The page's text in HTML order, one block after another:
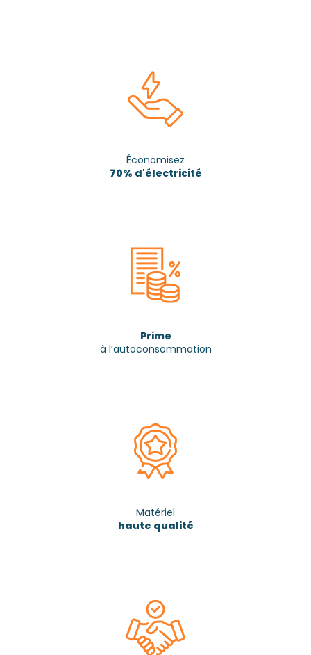
Économisez
70% d'électricité
Prime
à l’autoconsommation
Matériel
haute qualité